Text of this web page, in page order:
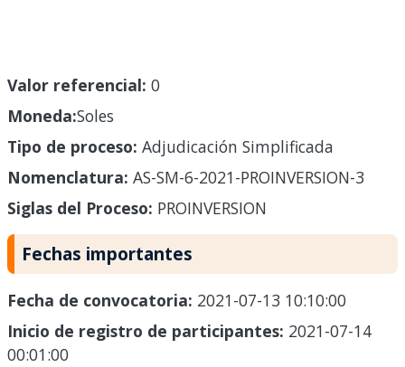
Valor referencial: 0
Moneda:Soles
Tipo de proceso: Adjudicación Simplificada
Nomenclatura: AS-SM-6-2021-PROINVERSION-3
Siglas del Proceso: PROINVERSION
Fechas importantes
Fecha de convocatoria: 2021-07-13 10:10:00
Inicio de registro de participantes: 2021-07-14
00:01:00